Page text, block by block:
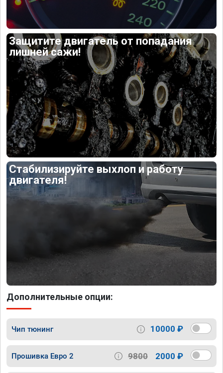
Защитите двигатель от попадания
лишней сажи!
Стабилизируйте выхлоп и работу
двигателя!
Дополнительные опции:
Чип тюнинг 10000 ₽
Прошивка Евро 2 9800 2000 ₽